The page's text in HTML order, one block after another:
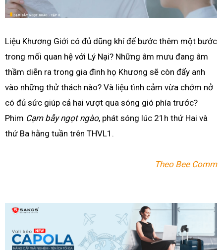
Liệu Khương Giới có đủ dũng khí để bước thêm một bước
trong mối quan hệ với Lý Nại? Những âm mưu đang âm
thầm diễn ra trong gia đình họ Khương sẽ còn đẩy anh
vào những thử thách nào? Và liệu tình cảm vừa chớm nở
có đủ sức giúp cả hai vượt qua sóng gió phía trước?
Phim Cạm bẫy ngọt ngào, phát sóng lúc 21h thứ Hai và
thứ Ba hằng tuần trên THVL1.
Theo Bee Comm